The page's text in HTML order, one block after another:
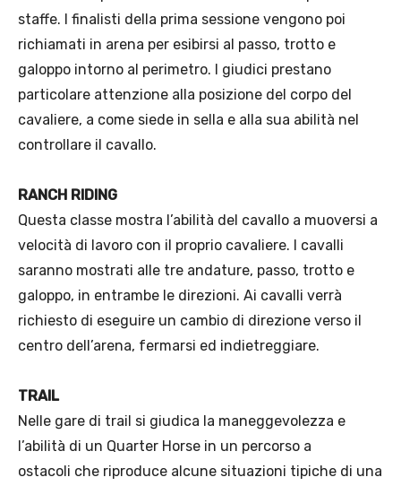
staffe. I finalisti della prima sessione vengono poi
richiamati in arena per esibirsi al passo, trotto e
galoppo intorno al perimetro. I giudici prestano
particolare attenzione alla posizione del corpo del
cavaliere, a come siede in sella e alla sua abilità nel
controllare il cavallo.
RANCH RIDING
Questa classe mostra l’abilità del cavallo a muoversi a
velocità di lavoro con il proprio cavaliere. I cavalli
saranno mostrati alle tre andature, passo, trotto e
galoppo, in entrambe le direzioni. Ai cavalli verrà
richiesto di eseguire un cambio di direzione verso il
centro dell’arena, fermarsi ed indietreggiare.
TRAIL
Nelle gare di trail si giudica la maneggevolezza e
l’abilità di un Quarter Horse in un percorso a
ostacoli che riproduce alcune situazioni tipiche di una